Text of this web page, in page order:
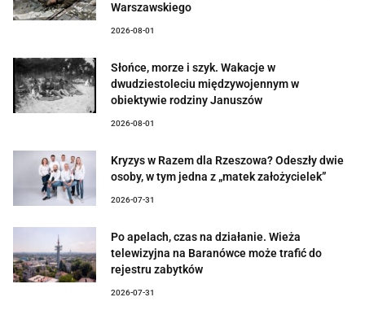
Warszawskiego
2026-08-01
Słońce, morze i szyk. Wakacje w
dwudziestoleciu międzywojennym w
obiektywie rodziny Januszów
2026-08-01
Kryzys w Razem dla Rzeszowa? Odeszły dwie
osoby, w tym jedna z „matek założycielek”
2026-07-31
Po apelach, czas na działanie. Wieża
telewizyjna na Baranówce może trafić do
rejestru zabytków
2026-07-31